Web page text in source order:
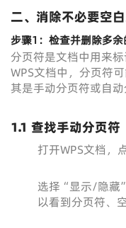
二、消除不必要空
步骤1：检查并删除多
分页符是文档中用来
WPS文档中，分页符
其是手动分页符或自动
1.1 查找手动分页符
打开WPS文档，
选择“显示/隐藏
以看到分页符、